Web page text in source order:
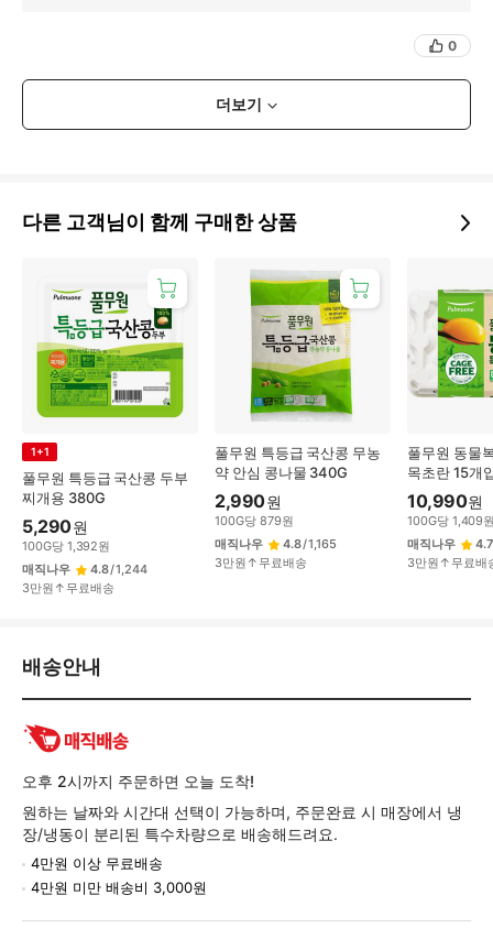
0
더보기
다른 고객님이 함께 구매한 상품
풀무원 특등급 국산콩 두부
찌개용 380G
1+1
5,290원
100G당 1,392원
매직나우
4.8/1,244
3만원↑무료배송
풀무원 특등급 국산콩 무농
약 안심 콩나물 340G
2,990원
100G당 879원
매직나우
4.8/1,165
3만원↑무료배송
풀무원 동물
목초란 15개
10,990원
100G당 1,409
매직나우
4.7
3만원↑무료배
배
교
환/
반
품
정
보
배송안내
오후 2시까지 주문하면 오늘 도착!
원하는 날짜와 시간대 선택이 가능하며, 주문완료 시 매장에서 냉
장/냉동이 분리된 특수차량으로 배송해드려요.
4만원 이상 무료배송
4만원 미만 배송비 3,000원